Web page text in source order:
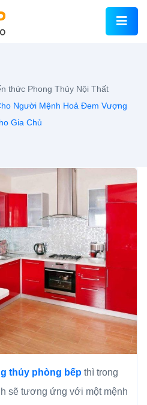
thức Phong Thủy Nội Thất
Người Mệnh Hoả Đem Vượng
Gia Chủ
thủy phòng bếp thì trong
sẽ tương ứng với một mệnh